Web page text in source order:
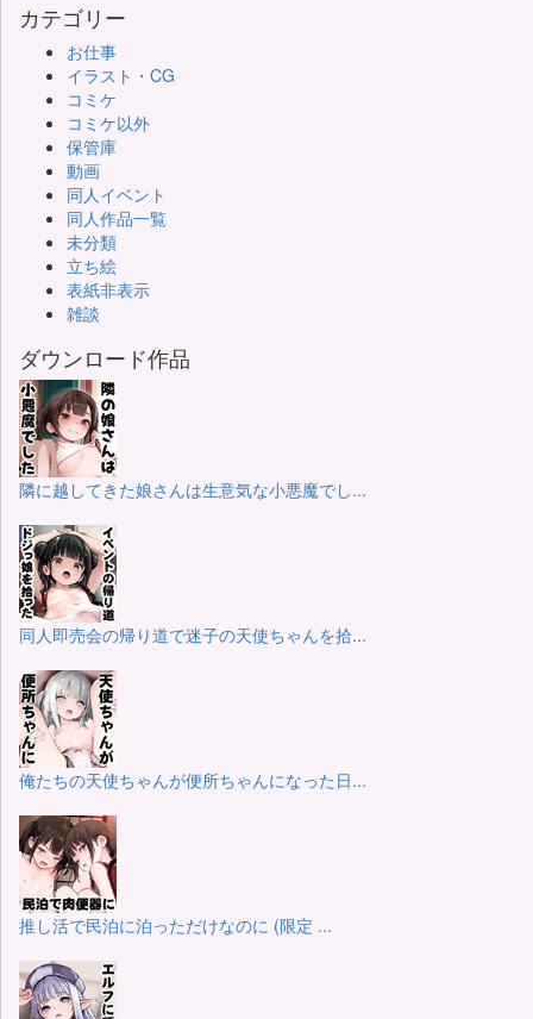
カテゴリー
お仕事
イラスト・CG
コミケ
コミケ以外
保管庫
動画
同人イベント
同人作品一覧
未分類
立ち絵
表紙非表示
雑談
ダウンロード作品
隣に越してきた娘さんは生意気な小悪魔でし...
同人即売会の帰り道で迷子の天使ちゃんを拾...
俺たちの天使ちゃんが便所ちゃんになった日...
推し活で民泊に泊っただけなのに (限定 ...